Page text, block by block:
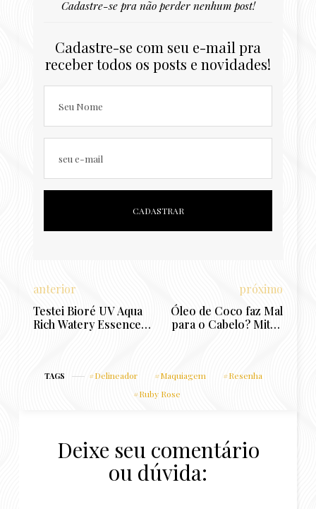
Cadastre-se pra não perder nenhum post!
Cadastre-se com seu e-mail pra
receber todos os posts e novidades!
Seu Nome
seu e-mail
anterior
Testei Bioré UV Aqua
Rich Watery Essence
próximo
Óleo de Coco faz Mal
para o Cabelo? Mitos
TAGS Delineador Maquiagem
Resenha
Ruby Rose
Deixe seu comentário
ou dúvida: